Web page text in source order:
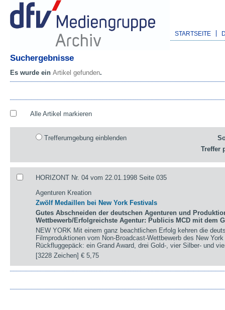
STARTSEITE
Suchergebnisse
Es wurde ein Artikel gefunden.
Alle Artikel markieren
Trefferumgebung einblenden
Treffer
HORIZONT Nr. 04 vom 22.01.1998 Seite 035
Agenturen Kreation
Zwölf Medaillen bei New York Festivals
Gutes Abschneiden der deutschen Agenturen und
Wettbewerb/Erfolgreichste Agentur: Publicis MCD mit dem
NEW YORK Mit einem ganz beachtlichen Erfolg kehren die
Filmproduktionen vom Non-Broadcast-Wettbewerb des New
Rückfluggepäck: ein Grand Award, drei Gold-, vier Silber- und
[3228 Zeichen]€ 5,75